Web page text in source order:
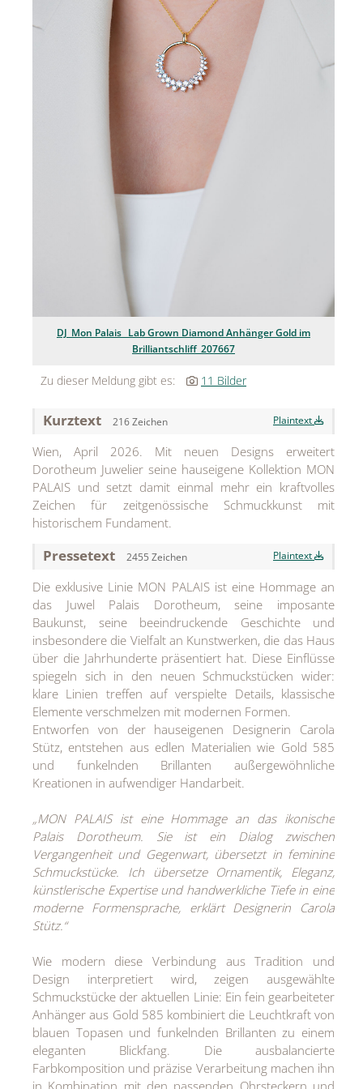
Jean Paul Gaultier
sh!ne by Dorotheum Juwelier
Sicheldorfer Heilwasser
VOSSEN
MEDIA
ÜBER
KONTAKT
DJ_Mon Palais_ Lab Grown Diamond Anhänger Gold im
Brilliantschliff_207667
Zu dieser Meldung gibt es: 11 Bilder
Kurztext 216 Zeichen Plaintext
Wien, April 2026. Mit neuen Designs erweitert
Dorotheum Juwelier seine hauseigene Kollektion MON
PALAIS und setzt damit einmal mehr ein kraftvolles
Zeichen für zeitgenössische Schmuckkunst mit
historischem Fundament.
Pressetext 2455 Zeichen Plaintext
Die exklusive Linie MON PALAIS ist eine Hommage an
das Juwel Palais Dorotheum, seine imposante
Baukunst, seine beeindruckende Geschichte und
insbesondere die Vielfalt an Kunstwerken, die das Haus
über die Jahrhunderte präsentiert hat. Diese Einflüsse
spiegeln sich in den neuen Schmuckstücken wider:
klare Linien treffen auf verspielte Details, klassische
Elemente verschmelzen mit modernen Formen.
Entworfen von der hauseigenen Designerin Carola
Stütz, entstehen aus edlen Materialien wie Gold 585
und funkelnden Brillanten außergewöhnliche
Kreationen in aufwendiger Handarbeit.
„MON PALAIS ist eine Hommage an das ikonische
Palais Dorotheum. Sie ist ein Dialog zwischen
Vergangenheit und Gegenwart, übersetzt in feminine
Schmuckstücke. Ich übersetze Ornamentik, Eleganz,
künstlerische Expertise und handwerkliche Tiefe in eine
moderne Formensprache, erklärt Designerin Carola
Stütz.“
Wie modern diese Verbindung aus Tradition und
Design interpretiert wird, zeigen ausgewählte
Schmuckstücke der aktuellen Linie: Ein fein gearbeiteter
Anhänger aus Gold 585 kombiniert die Leuchtkraft von
blauen Topasen und funkelnden Brillanten zu einem
eleganten Blickfang. Die ausbalancierte
Farbkomposition und präzise Verarbeitung machen ihn